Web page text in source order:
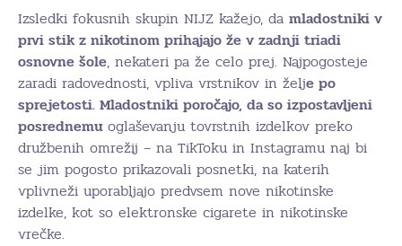
Izsledki fokusnih skupin NIJZ kažejo, da mladostniki v
prvi stik z nikotinom prihajajo že v zadnji triadi
osnovne šole, nekateri pa že celo prej. Najpogosteje
zaradi radovednosti, vpliva vrstnikov in želje po
sprejetosti. Mladostniki poročajo, da so izpostavljeni
posrednemu oglaševanju tovrstnih izdelkov preko
družbenih omrežij – na TikToku in Instagramu naj bi
se jim pogosto prikazovali posnetki, na katerih
vplivneži uporabljajo predvsem nove nikotinske
izdelke, kot so elektronske cigarete in nikotinske
vrečke.